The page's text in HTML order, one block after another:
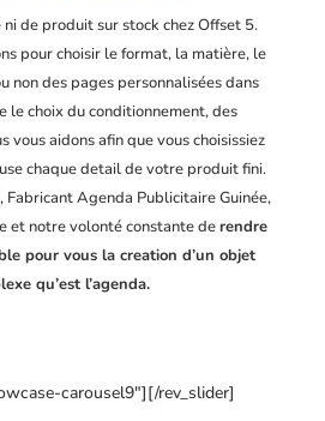
de produit sur stock chez Offset 5.
pour choisir le format, la matière, le
non des pages personnalisées dans
le choix du conditionnement, des
vous aidons afin que vous choisissiez
chaque detail de votre produit fini.
Fabricant Agenda Publicitaire Guinée,
et notre volonté constante derendre
pour vous la creation d’un objet
qu’est l’agenda.
carousel9″][/rev_slider]